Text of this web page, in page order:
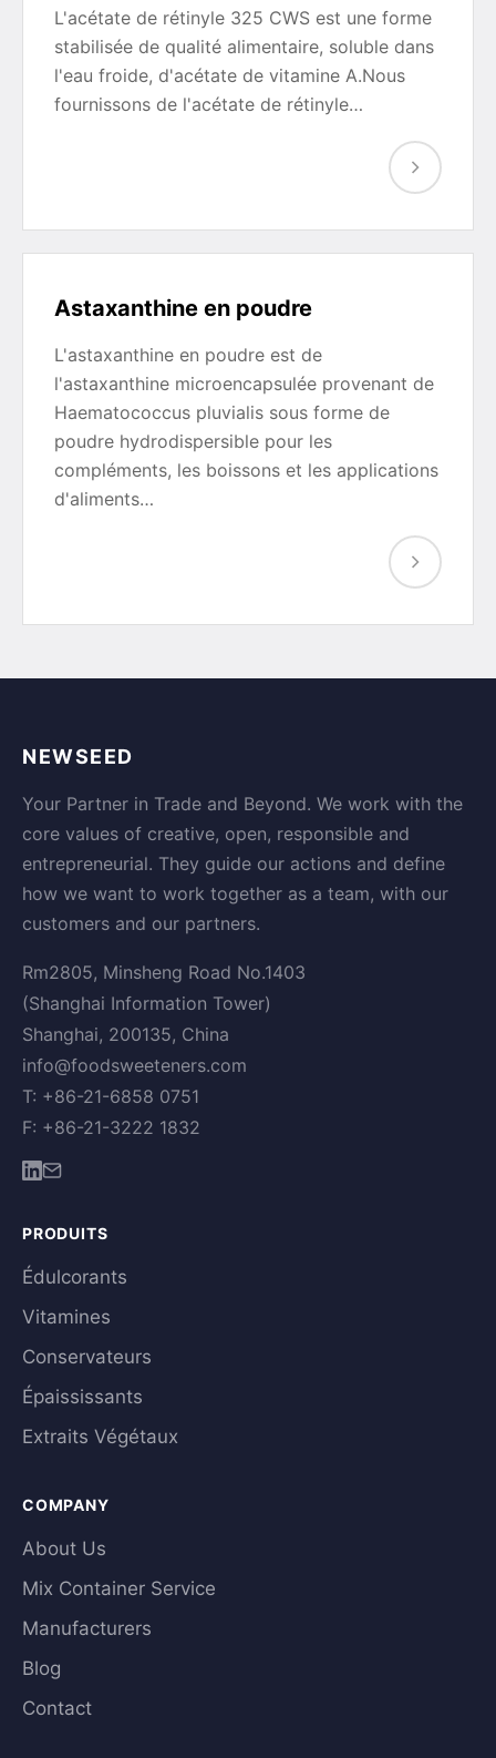
L'acétate de rétinyle 325 CWS est une forme
stabilisée de qualité alimentaire, soluble dans
l'eau froide, d'acétate de vitamine A.Nous
fournissons de l'acétate de rétinyle…
Astaxanthine en poudre
L'astaxanthine en poudre est de
l'astaxanthine microencapsulée provenant de
Haematococcus pluvialis sous forme de
poudre hydrodispersible pour les
compléments, les boissons et les applications
d'aliments…
NEWSEED
Your Partner in Trade and Beyond. We work with the
core values of creative, open, responsible and
entrepreneurial. They guide our actions and define
how we want to work together as a team, with our
customers and our partners.
Rm2805, Minsheng Road No.1403
(Shanghai Information Tower)
Shanghai, 200135, China
info@foodsweeteners.com
T: +86-21-6858 0751
F: +86-21-3222 1832
PRODUITS
Édulcorants
Vitamines
Conservateurs
Épaississants
Extraits Végétaux
COMPANY
About Us
Mix Container Service
Manufacturers
Blog
Contact